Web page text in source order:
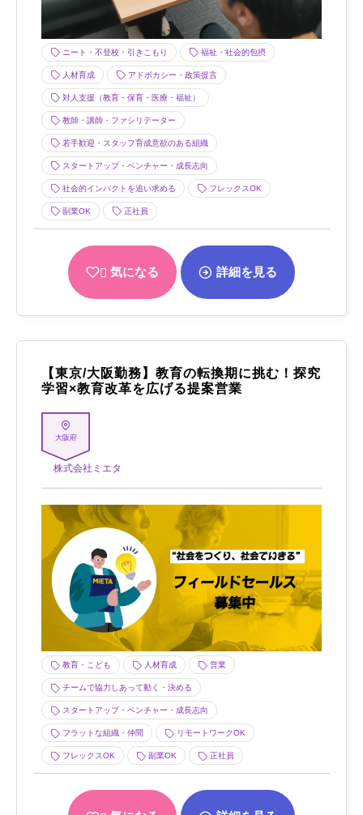
ニート・不登校・引きこもり 福祉・社会的包摂
人材育成 アドボカシー・政策提言
対人支援（教育・保育・医療・福祉）
教師・講師・ファシリテーター
若手歓迎・スタッフ育成意欲のある組織
スタートアップ・ベンチャー・成長志向
社会的インパクトを追い求める フレックスOK
副業OK 正社員
気になる 詳細を見る
【東京/大阪勤務】教育の転換期に挑む！探究
学習×教育改革を広げる提案営業
大阪府
株式会社ミエタ
教育・こども 人材育成 営業
チームで協力しあって動く・決める
スタートアップ・ベンチャー・成長志向
フラットな組織・仲間 リモートワークOK
フレックスOK 副業OK 正社員